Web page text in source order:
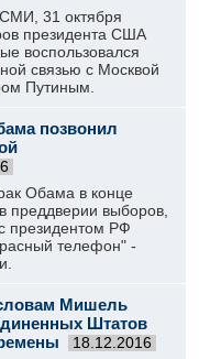
СМИ, 31 октября
президента США
воспользовался
связью с Москвой
Путиным.
позвонил
Обама в конце
преддверии выборов,
президентом РФ
телефон" -
Мишель
Штатов
18.12.2016